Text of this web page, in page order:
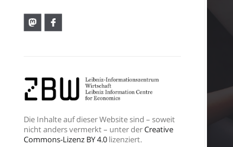
Die Inhalte auf dieser Website sind – soweit
nicht anders vermerkt – unter derCreative
Commons-Lizenz BY 4.0 lizenziert.